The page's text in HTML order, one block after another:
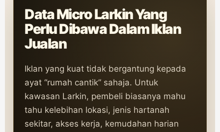
Data Micro Larkin Yang
Perlu Dibawa Dalam Iklan
Jualan
Iklan yang kuat tidak bergantung kepada
ayat “rumah cantik” sahaja. Untuk
kawasan Larkin, pembeli biasanya mahu
tahu kelebihan lokasi, jenis hartanah
sekitar, akses kerja, kemudahan harian